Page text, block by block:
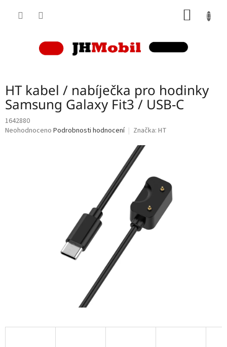
HT kabel / nabíječka pro hodinky
Samsung Galaxy Fit3 / USB-C
1642880
Průměrné
Neohodnoceno Podrobnosti hodnocení Značka: HT